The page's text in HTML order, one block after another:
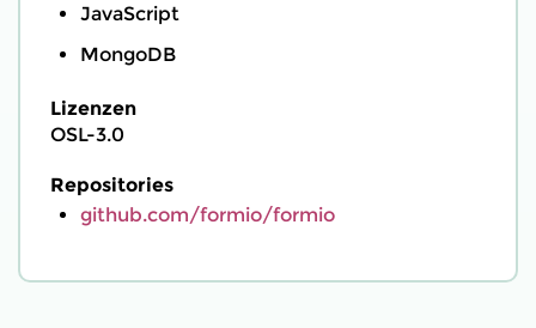
JavaScript
MongoDB
Lizenzen
OSL-3.0
Repositories
github.com/formio/formio